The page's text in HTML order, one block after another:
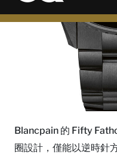
Blancpain 的 Fifty
圈設計，僅能以逆時針